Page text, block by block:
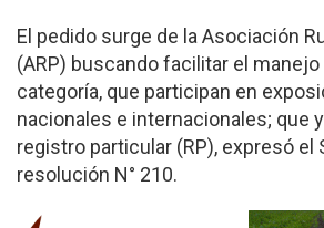
El pedido surge de la Asociación
(ARP) buscando facilitar el
categoría, que participan en
nacionales e internacionales; que
registro particular (RP), expresó el
resolución N° 210.